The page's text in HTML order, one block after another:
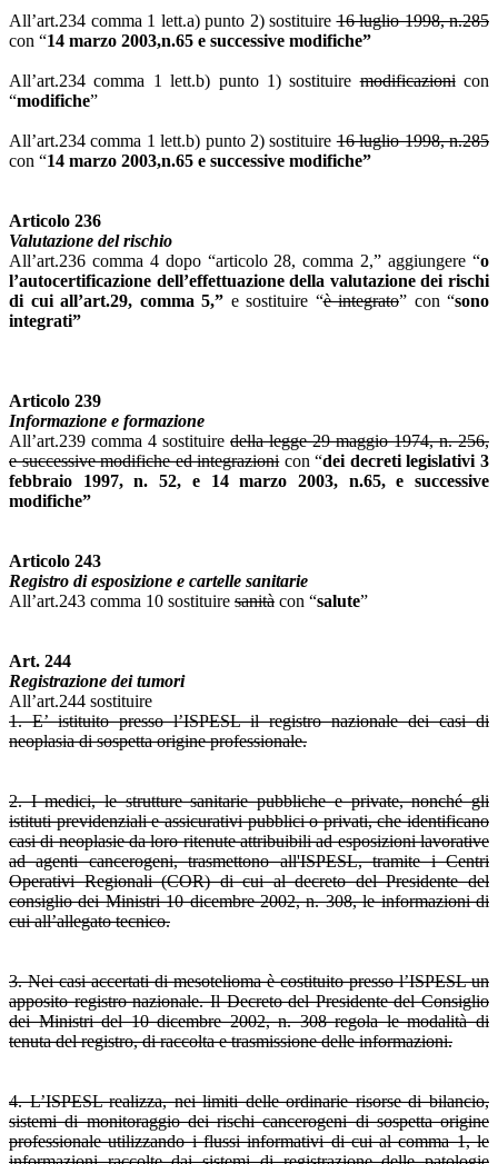
All’art.234 comma 1 lett.a) punto 2) sostituire16 luglio 1998, n.285
con “14 marzo 2003,n.65 e successive modifiche”
All’art.234 comma 1 lett.b) punto 1) sostituiremodificazionicon
“modifiche”
All’art.234 comma 1 lett.b) punto 2) sostituire16 luglio 1998, n.285
con “14 marzo 2003,n.65 e successive modifiche”
Articolo 236
Valutazione del rischio
All’art.236 comma 4 dopo “articolo 28, comma 2,” aggiungere “o
l’autocertificazione dell’effettuazione della valutazione dei rischi
di cui all’art.29, comma 5,” e sostituire “è integrato” con “sono
integrati”
Articolo 239
Informazione e formazione
All’art.239 comma 4 sostituire della legge 29 maggio 1974, n. 256,
e successive modifiche ed integrazioni con “dei decreti legislativi 3
febbraio 1997, n. 52, e 14 marzo 2003, n.65, e successive
modifiche”
Articolo 243
Registro di esposizione e cartelle sanitarie
All’art.243 comma 10 sostituire sanità con “salute”
Art. 244
Registrazione dei tumori
All’art.244 sostituire
1. E’ istituito presso l’ISPESL il registro nazionale dei casi di
neoplasia di sospetta origine professionale.
2. I medici, le strutture sanitarie pubbliche e private, nonché gli
istituti previdenziali e assicurativi pubblici o privati, che identificano
casi di neoplasie da loro ritenute attribuibili ad esposizioni lavorative
ad agenti cancerogeni, trasmettono all'ISPESL, tramite i Centri
Operativi Regionali (COR) di cui al decreto del Presidente del
consiglio dei Ministri 10 dicembre 2002, n. 308, le informazioni di
cui all’allegato tecnico.
3. Nei casi accertati di mesotelioma è costituito presso l’ISPESL un
apposito registro nazionale. Il Decreto del Presidente del Consiglio
dei Ministri del 10 dicembre 2002, n. 308 regola le modalità di
tenuta del registro, di raccolta e trasmissione delle informazioni.
4. L’ISPESL realizza, nei limiti delle ordinarie risorse di bilancio,
sistemi di monitoraggio dei rischi cancerogeni di sospetta origine
professionale utilizzando i flussi informativi di cui al comma 1, le